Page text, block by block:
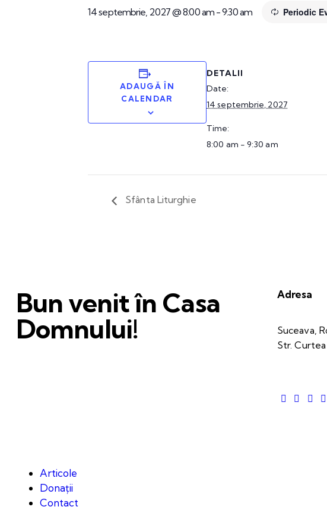
14 septembrie, 2027 @ 8:00 am-9:30 am Periodic
ADAUGĂ ÎN
CALENDAR
DETALII
Date:
14 septembrie, 2027
Time:
8:00 am - 9:30 am
Sfânta Liturghie
Bun venit în Casa
Domnului!
Adresa
Suceava,
Str.
Articole
Donații
Contact